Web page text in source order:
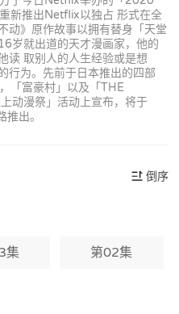
新推出Netflix以独占 形式在全
动》原作故事以拥有替身「天堂
岁就出道的天才漫画家，他的
读 取别人的人生经验或是想
行为。先前于日本推出的四部
「富豪村」以及「THE
动漫祭」活动上宣布，将于
出。
倒序
集 第02集